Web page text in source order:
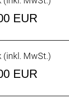
–
EUR
(inkl. MwSt.)
EUR